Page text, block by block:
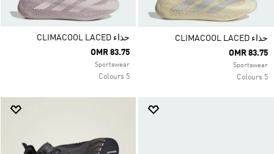
حذاء CLIMACOOL LACED
OMR 83.75
Sportswear
5 Colours
حذاء CLIMACOOL LACED
OMR 83.75
Sportswear
5 Colours